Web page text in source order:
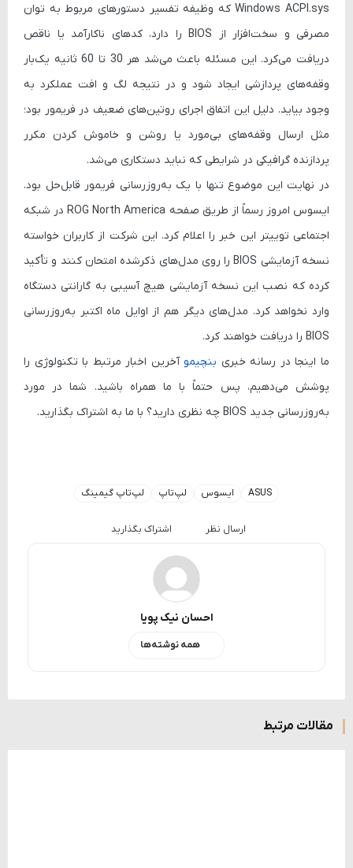
Windows ACPI.sysکه وظیفه تفسیر دستورهای مربوط به توان
مصرفی و سخت‌افزار از BIOS را دارد، کدهای ناکارآمد یا ناقص
دریافت می‌کرد. این مسئله باعث می‌شد هر 30 تا 60 ثانیه یک‌بار
وقفه‌های پردازشی ایجاد شود و در نتیجه لگ و افت عملکرد به
وجود بیاید. دلیل این اتفاق اجرای روتین‌های ضعیف در فریمور بود؛
مثل ارسال وقفه‌های بی‌مورد یا روشن و خاموش کردن مکرر
پردازنده گرافیکی در شرایطی که نباید دستکاری می‌شد.
در نهایت این موضوع تنها با یک به‌روزرسانی فریمور قابل‌حل بود.
ایسوس امروز رسماً از طریق صفحه ROG North America در شبکه
اجتماعی توییتر این خبر را اعلام کرد. این شرکت از کاربران خواسته
نسخه آزمایشی BIOS را روی مدل‌های ذکرشده امتحان کنند و تأکید
کرده که نصب این نسخه آزمایشی هیچ آسیبی به گارانتی دستگاه
وارد نخواهد کرد. مدل‌های دیگر هم از اوایل ماه اکتبر به‌روزرسانی
BIOS را دریافت خواهند کرد.
ما اینجا در رسانه خبری بنچیمو آخرین اخبار مرتبط با تکنولوژی را
پوشش می‌دهیم، پس حتماً با ما همراه باشید. شما در مورد
به‌روزرسانی جدید BIOS چه نظری دارید؟ با ما به اشتراک بگذارید.
ASUS ایسوس لپ‌تاپ لپ‌تاپ گیمینگ
ارسال نظر اشتراک بگذارید
احسان نیک پویا
همه نوشته‌ها
مقالات مرتبط